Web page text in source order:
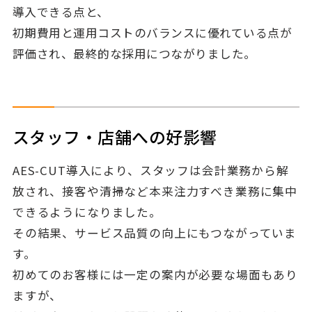
導入できる点と、
初期費用と運用コストのバランスに優れている点が
評価され、最終的な採用につながりました。
スタッフ・店舗への好影響
AES-CUT導入により、スタッフは会計業務から解
放され、接客や清掃など本来注力すべき業務に集中
できるようになりました。
その結果、サービス品質の向上にもつながっていま
す。
初めてのお客様には一定の案内が必要な場面もあり
ますが、